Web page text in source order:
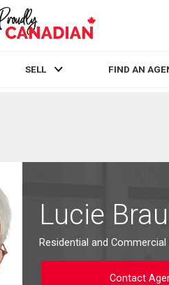
SELL FIND AN
Lucie
Residential and
Contact